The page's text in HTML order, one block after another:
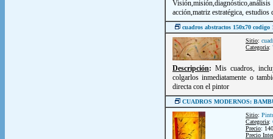
acción,matriz estratégica, estudios
cuadros abstractos 150x70
Sitio:
Categoria:
Descripción: Mis cuadros,
colgarlos inmediatamente o
directa con el pintor
CUADROS MODERNOS:
Sitio:
Categoria:
Precio:
Precio